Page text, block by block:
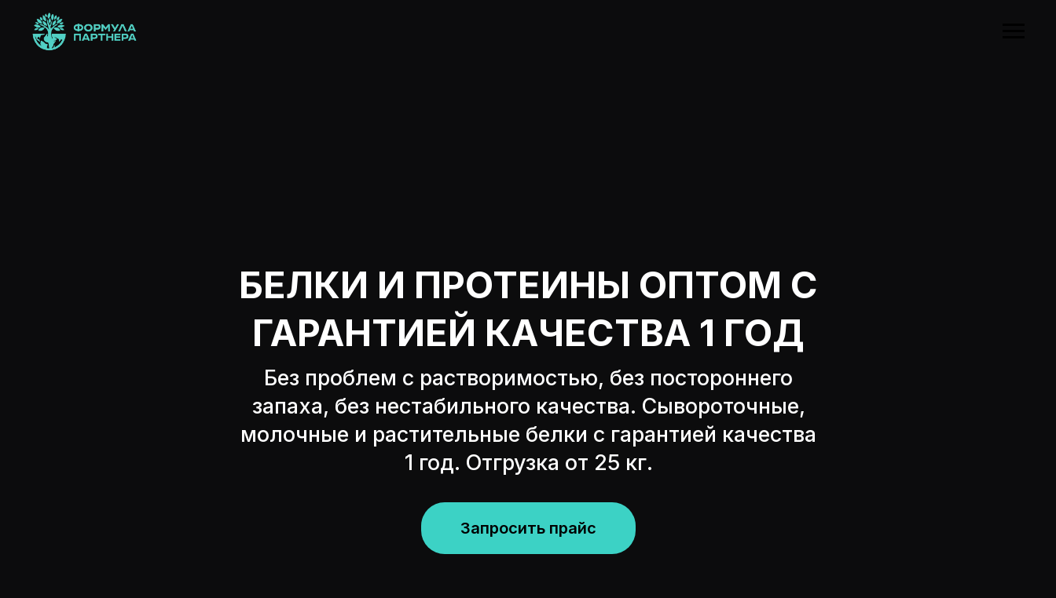
Без проблем с растворимостью, без постороннего
запаха, без нестабильного качества. Сывороточные,
молочные и растительные белки с гарантией качества
1 год. Отгрузка от 25 кг.
Запросить прайс
БЕЛКИ И ПРОТЕИНЫ ОПТОМ С
ГАРАНТИЕЙ КАЧЕСТВА 1 ГОД